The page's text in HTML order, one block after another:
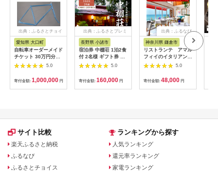
出典：ふるさとチョイ
愛知県 大口町
自転車オーダーメイド
チケット 30万円分
【1360365】
5.0
寄付金額: 1,000,000 円
出典：ふるさとプレミ
長野県 小諸市
宿泊券 中棚荘 1泊2食
付 2名様 ギフト券 チ
ケット 券 宿泊 旅行
5.0
寄付金額: 160,000 円
出典：ふるなび
神奈川県 鎌倉市
リストランテ アマル
フィイのイタリアンデ
ィナーコースA ペア
5.0
寄付金額: 48,000 円
サイト比較
楽天ふるさと納税
ふるなび
ふるさとチョイス
ランキングから探す
人気ランキング
還元率ランキング
家電ランキング